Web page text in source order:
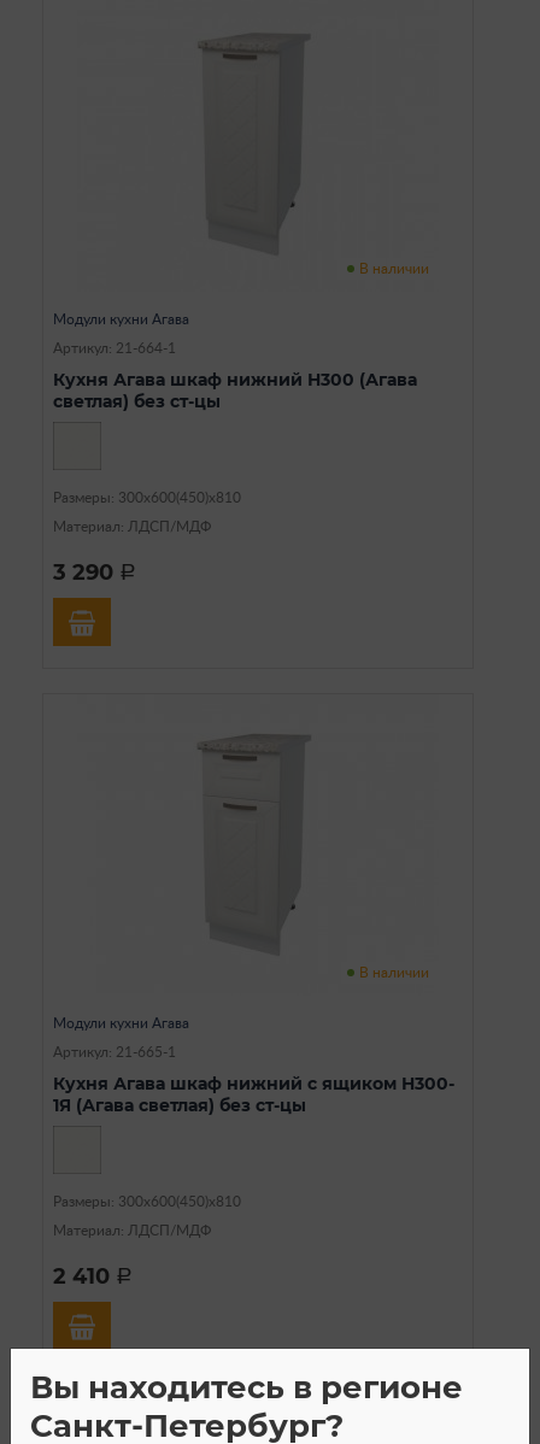
В наличии
Модули кухни Агава
Артикул: 21-664-1
Кухня Агава шкаф нижний Н300 (Агава
светлая) без ст-цы
Размеры: 300х600(450)х810
Материал: ЛДСП/МДФ
3 290 a
В наличии
Модули кухни Агава
Артикул: 21-665-1
Кухня Агава шкаф нижний с ящиком Н300-
1Я (Агава светлая) без ст-цы
Размеры: 300х600(450)х810
Материал: ЛДСП/МДФ
2 410 a
Вы находитесь в регионе
Санкт-Петербург?